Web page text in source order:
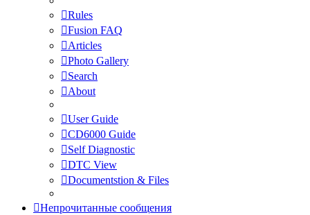
Rules
Fusion FAQ
Articles
Photo Gallery
Search
About
User Guide
CD6000 Guide
Self Diagnostic
DTC View
Documentstion & Files
Непрочитанные сообщения